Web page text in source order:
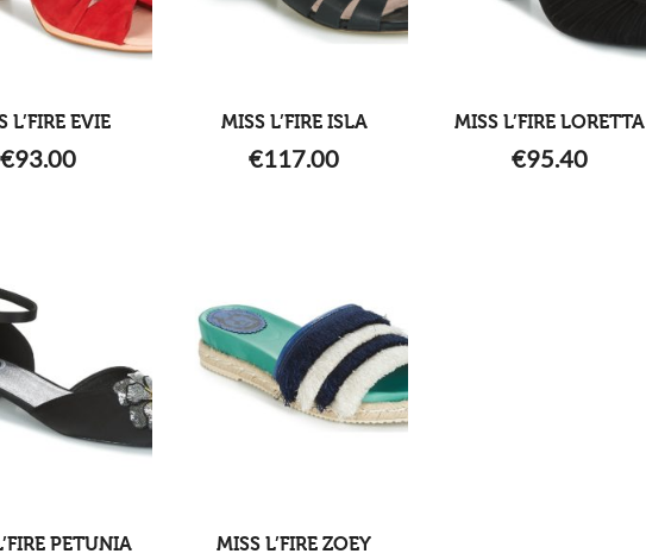
L’FIRE EVIE
€93.00
MISS L’FIRE ISLA
€117.00
MISS L’FIRE LORETTA
€95.40
PETUNIA MISS L’FIRE ZOEY